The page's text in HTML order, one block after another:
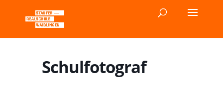
Schulfotograf